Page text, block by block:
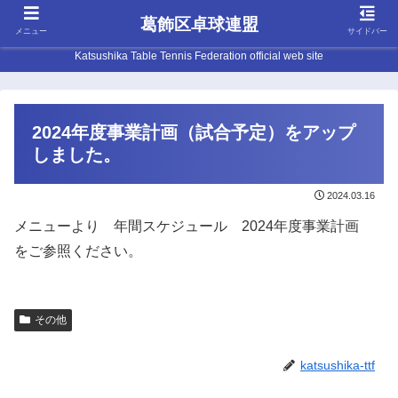
Katsushika Table Tennis Federation official web site
2024年度事業計画（試合予定）をアップ
しました。
2024.03.16
メニューより 年間スケジュール 2024年度事業計画
をご参照ください。
その他
katsushika-ttf
メニュー 葛飾区卓球連盟 サイドバー